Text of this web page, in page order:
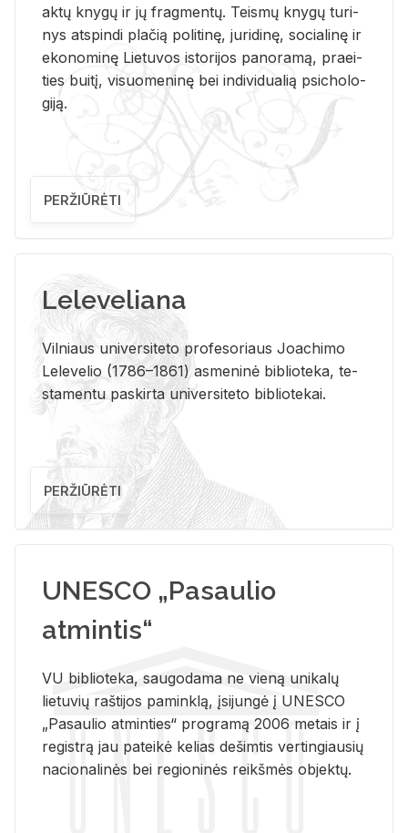
aktų kny­gų ir jų frag­men­tų. Teis­mų kny­gų tu­ri­
nys at­spin­di pla­čią po­li­ti­nę, ju­ri­di­nę, so­cia­li­nę ir
eko­no­mi­nę Lie­tu­vos is­to­ri­jos pa­no­ra­mą, pra­ei­
ties bui­tį, vi­suo­me­ni­nę bei in­di­vi­dua­lią psi­cho­lo­
gi­ją.
PERŽIŪRĖTI
Leleveliana
Vil­niaus uni­ver­si­te­to pro­fe­so­riaus Jo­a­chi­mo
Le­le­ve­lio (1786–1861) as­me­ni­nė bi­b­lio­te­ka, te­
sta­men­tu pa­skir­ta uni­ver­si­te­to bi­b­lio­te­kai.
PERŽIŪRĖTI
UNESCO „Pasaulio
atmintis“
VU biblioteka, saugodama ne vieną unikalų
lietuvių raštijos paminklą, įsijungė į UNESCO
„Pasaulio atminties“ programą 2006 metais ir į
registrą jau pateikė kelias dešimtis vertingiausių
nacionalinės bei regioninės reikšmės objektų.